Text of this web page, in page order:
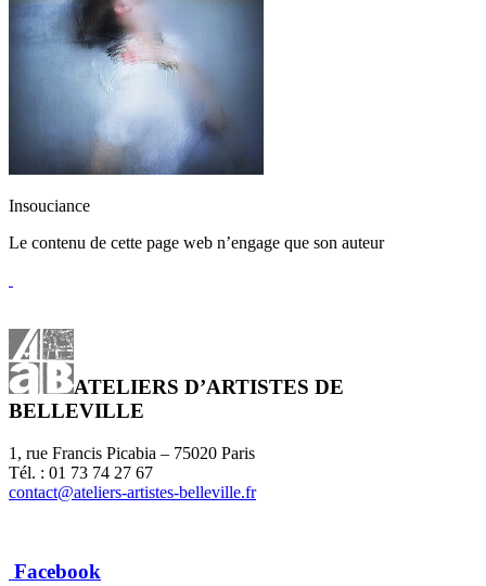
Insouciance
Le contenu de cette page web n’engage que son auteur
ATELIERS D’ARTISTES DE
BELLEVILLE
1, rue Francis Picabia – 75020 Paris
Tél. : 01 73 74 27 67
contact@ateliers-artistes-belleville.fr
Facebook